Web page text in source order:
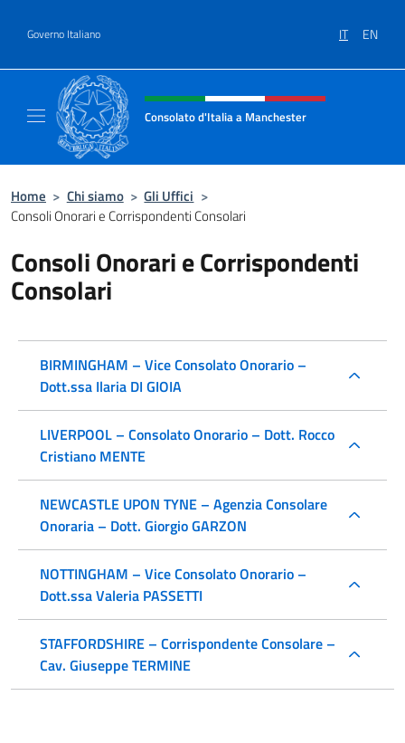
Governo Italiano IT EN
Intestazione sito, social e menù
Consolato d'Italia a Manchester
Home > Chi siamo > Gli Uffici >
Consoli Onorari e Corrispondenti Consolari
Consoli Onorari e Corrispondenti
Consolari
BIRMINGHAM – Vice Consolato Onorario –
Dott.ssa Ilaria DI GIOIA
LIVERPOOL – Consolato Onorario – Dott. Rocco
Cristiano MENTE
NEWCASTLE UPON TYNE – Agenzia Consolare
Onoraria – Dott. Giorgio GARZON
NOTTINGHAM – Vice Consolato Onorario –
Dott.ssa Valeria PASSETTI
STAFFORDSHIRE – Corrispondente Consolare –
Cav. Giuseppe TERMINE